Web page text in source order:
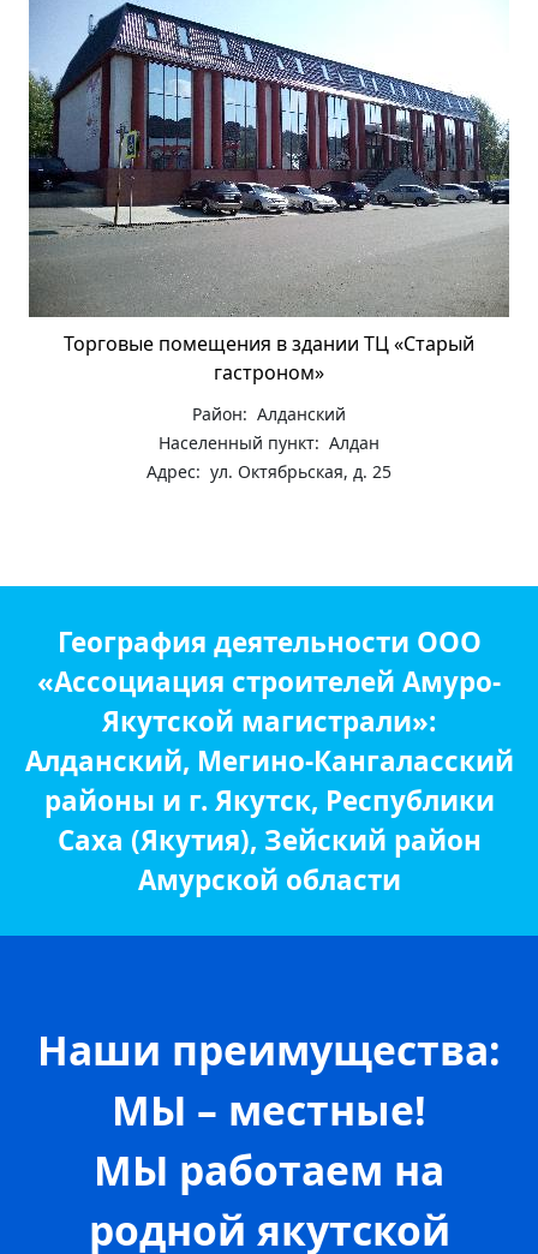
Торговые помещения в здании ТЦ «Старый
гастроном»
Район: Алданский
Населенный пункт: Алдан
Адрес: ул. Октябрьская, д. 25
География деятельности ООО
«Ассоциация строителей Амуро-
Якутской магистрали»:
Алданский, Мегино-Кангаласский
районы и г. Якутск, Республики
Саха (Якутия), Зейский район
Амурской области
Наши преимущества:
МЫ – местные!
МЫ работаем на
родной якутской